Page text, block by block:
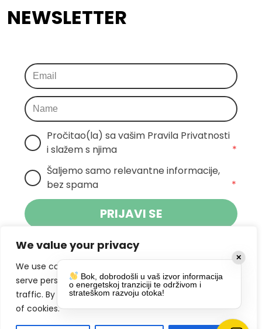
We value your privacy
We use cookies to enhance your browsing experience,
serve personalized ads or content, and analyze our
traffic. By clicking "Accept All", you consent to our use
of cookies.
NEWSLETTER
Pročitao(la) sa vašim Pravila Privatnosti
i slažem s njima
*
Šaljemo samo relevantne informacije,
bez spama
*
PRIJAVI SE
Klikom na gumb dajete suglasnost za
primanje novosti Pokreta Otoka te se
slažete spolitikom privatnosti.
DRUŠTVENE MREŽE
✕
Bok, dobrodošli u vaš izvor informacija
o energetskoj tranziciji te održivom i
strateškom razvoju otoka!